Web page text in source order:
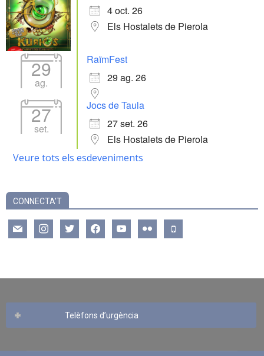
4 oct. 26
Els Hostalets de Pierola
29
ag.
RaïmFest
29 ag. 26
27
set.
Jocs de Taula
27 set. 26
Els Hostalets de Pierola
Veure tots els esdeveniments
CONNECTA’T
mail instagramtwitter facebookyoutube flickr mobile
Telèfons d’urgència